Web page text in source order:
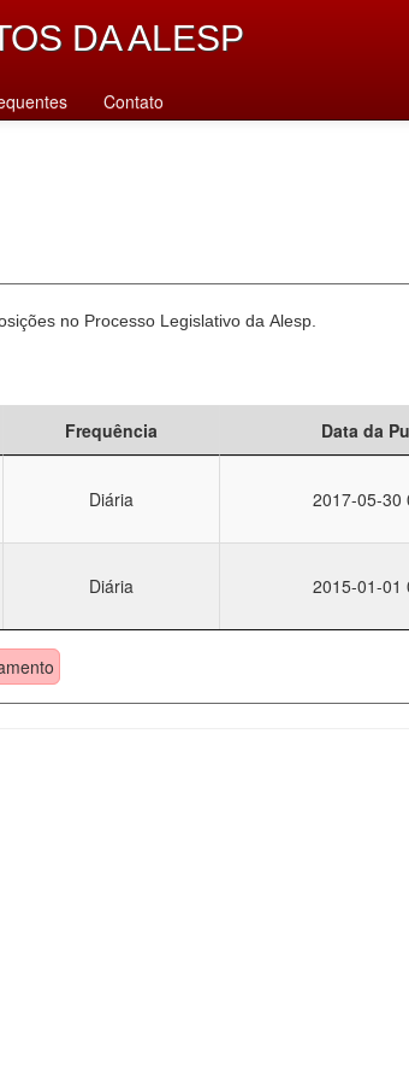
DA ALESP
Contato
no Processo Legislativo da Alesp.
Frequência Data da
Diária 2017-05-30
Diária 2015-01-01